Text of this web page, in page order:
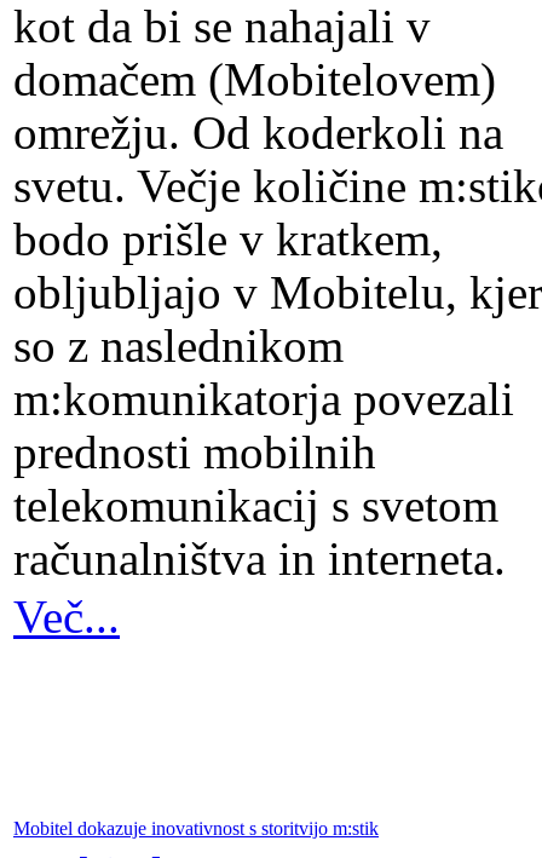
kot da bi se nahajali v
domačem (Mobitelovem)
omrežju. Od koderkoli na
svetu. Večje količine
bodo prišle v kratkem,
obljubljajo v Mobitelu, kjer
so z naslednikom
m:komunikatorja povezali
prednosti mobilnih
telekomunikacij s svetom
računalništva in interneta.
Več...
Mobitel dokazuje inovativnost s storitvijo m:stik